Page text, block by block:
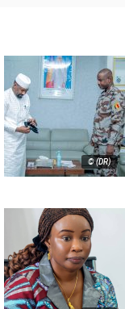
© (DR)